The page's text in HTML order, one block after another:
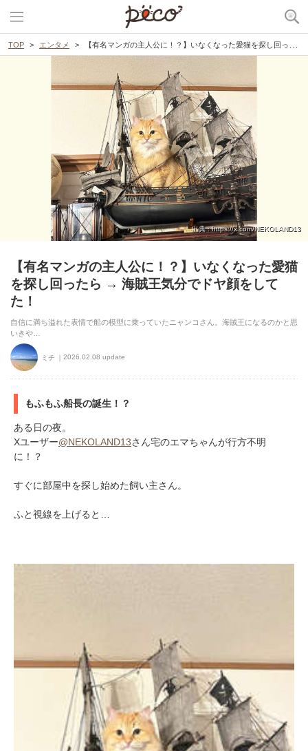
TOP エンタメ 【有名マンガの主人公に！？】いなくなった愛猫を探し回ったら → 海賊王気分でドヤ顔をしてた！
出典 : https://x.com/NEKOLAND13
【有名マンガの主人公に！？】いなくなった愛猫
を探し回ったら → 海賊王気分でドヤ顔をして
た！
自信に満ち溢れた表情で船の模型に乗っていたニャンコさん。海賊王になるのかと思
いきや…
ミチ 2026.02.08 update
もふもふ船長の誕生！？
ある日の夜。
Xユーザー@NEKOLAND13さん宅のエマちゃんが行方不明
に！？
すぐに部屋中を探し始めた飼い主さん。
ふと視線を上げると…